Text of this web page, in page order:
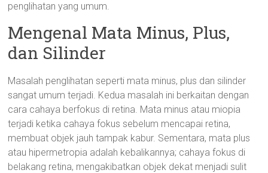
penglihatan yang umum.
Mengenal Mata Minus, Plus,
dan Silinder
Masalah penglihatan seperti mata minus, plus dan silinder
sangat umum terjadi. Kedua masalah ini berkaitan dengan
cara cahaya berfokus di retina. Mata minus atau miopia
terjadi ketika cahaya fokus sebelum mencapai retina,
membuat objek jauh tampak kabur. Sementara, mata plus
atau hipermetropia adalah kebalikannya; cahaya fokus di
belakang retina, mengakibatkan objek dekat menjadi sulit